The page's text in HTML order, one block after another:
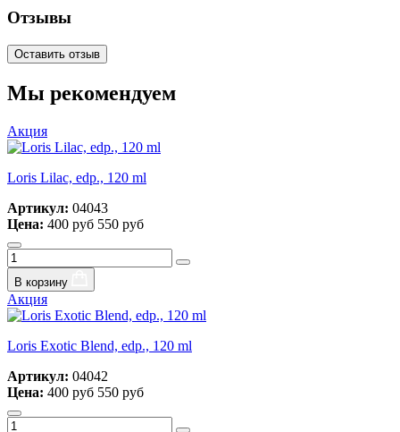
Отзывы
Оставить отзыв
Мы рекомендуем
Акция
Loris Lilac, edp., 120 ml
Артикул: 04043
Цена: 400 руб 550 руб
В корзину
Акция
Loris Exotic Blend, edp., 120 ml
Артикул: 04042
Цена: 400 руб 550 руб